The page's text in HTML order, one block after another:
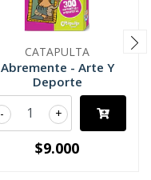
CATAPULTA
Abremente - Arte Y
Deporte
+
-
$9.000